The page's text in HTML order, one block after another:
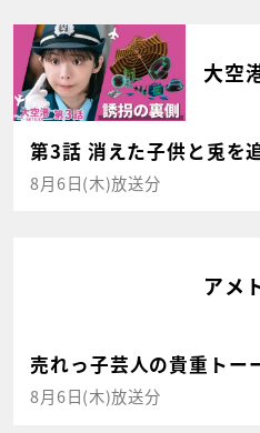
大空
第3話 消えた子供と兎を
8月6日(木)放送分
アメ
売れっ子芸人の貴重トー
8月6日(木)放送分